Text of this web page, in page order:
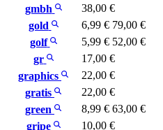
gmbh
38,00 €
gold
6,99 € 79,00 €
golf
5,99 € 52,00 €
gr
17,00 €
graphics
22,00 €
gratis
22,00 €
green
8,99 € 63,00 €
gripe
10,00 €